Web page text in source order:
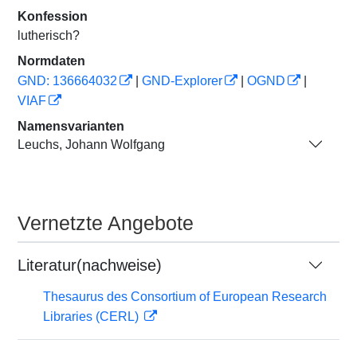
Konfession
lutherisch?
Normdaten
GND: 136664032
GND-Explorer OGND
VIAF
Namensvarianten
Leuchs, Johann Wolfgang
Vernetzte Angebote
Literatur(nachweise)
Thesaurus des Consortium of European Research
Libraries (CERL)